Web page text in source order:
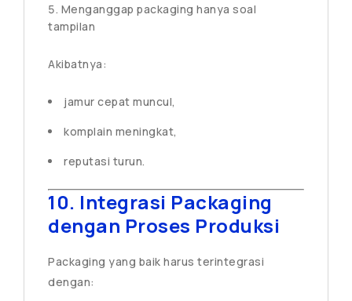
Menganggap packaging hanya soal
tampilan
Akibatnya:
jamur cepat muncul,
komplain meningkat,
reputasi turun.
10. Integrasi Packaging
dengan Proses Produksi
Packaging yang baik harus terintegrasi
dengan: